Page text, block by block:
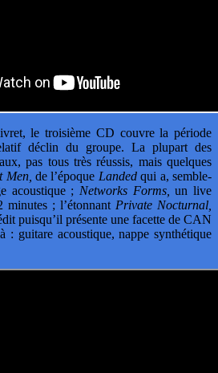
le troisième CD couvre la période
déclin du groupe. La plupart des
pas tous très réussis, mais quelques
Men, de l’époque Landedqui a, semble-
acoustique ; Networks Forms, un live
minutes ; l’étonnant Private Nocturnal,
puisqu’il présente une facette de CAN
: guitare acoustique, nappe synthétique